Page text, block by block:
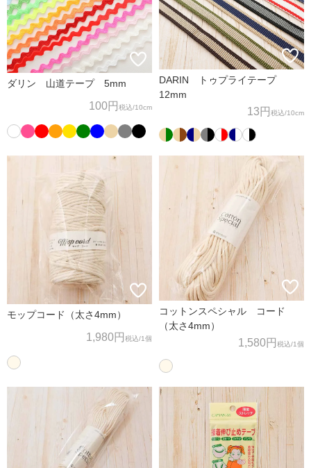
ダリン 山道テープ 5mm
100円 税込/10cm
DARIN トゥプライテープ
12mm
13円 税込/10cm
モップコード（太さ4mm）
1,980円 税込/1個
コットンスペシャル コード
（太さ4mm）
1,580円 税込/1個